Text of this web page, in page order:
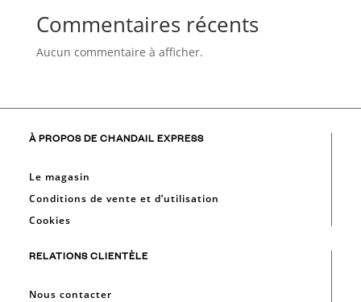
Commentaires récents
Aucun commentaire à afficher.
À PROPOS DE CHANDAIL EXPRESS
Le magasin
Conditions de vente et d’utilisation
Cookies
RELATIONS CLIENTÈLE
Nous contacter